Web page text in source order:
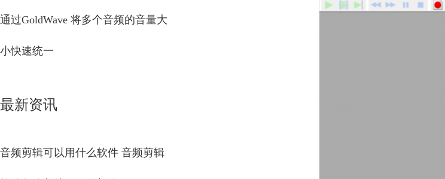
通过GoldWave 将多个音频的音量大
小快速统一
最新资讯
音频剪辑可以用什么软件 音频剪辑